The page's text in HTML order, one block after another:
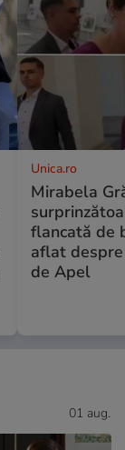
Unica.ro
Mirabela
flancată de
aflat
de Apel
01 aug.